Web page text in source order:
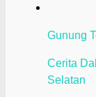
Gunung
Cerita
Selatan